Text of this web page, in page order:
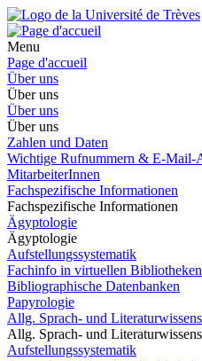
Menu
Page d'accueil
Über uns
Über uns
Über uns
Über uns
Zahlen und Daten
Wichtige Rufnummern & E-Mail-
MitarbeiterInnen
Fachspezifische Informationen
Fachspezifische Informationen
Ägyptologie
Ägyptologie
Aufstellungssystematik
Fachinfo in virtuellen Bibliotheken
Bibliographische Datenbanken
Papyrologie
Allg. Sprach- und
Allg. Sprach- und
Aufstellungssystematik